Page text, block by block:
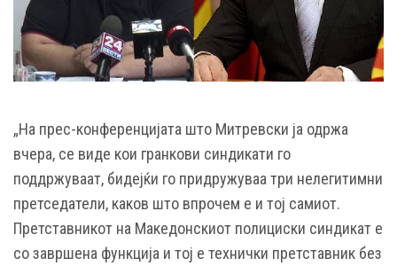
„На прес-конференцијата што Митревски ја одржа
вчера, се виде кои гранкови синдикати го
поддржуваат, бидејќи го придружуваа три нелегитимни
претседатели, каков што впрочем е и тој самиот.
Претставникот на Македонскиот полициски синдикат е
со завршена функција и тој е технички претставник без